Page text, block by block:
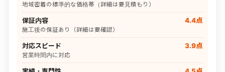
地域密着の標準的な価格帯（詳細は要見積もり）
保証内容 4.4点
施工後の保証あり（詳細は要確認）
対応スピード 3.9点
営業時間内に対応